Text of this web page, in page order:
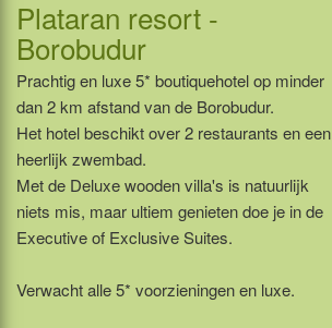
Plataran resort -
Borobudur
Prachtig en luxe 5* boutiquehotel op minder
dan 2 km afstand van de Borobudur.
Het hotel beschikt over 2 restaurants en een
heerlijk zwembad.
Met de Deluxe wooden villa's is natuurlijk
niets mis, maar ultiem genieten doe je in de
Executive of Exclusive Suites.
Verwacht alle 5* voorzieningen en luxe.